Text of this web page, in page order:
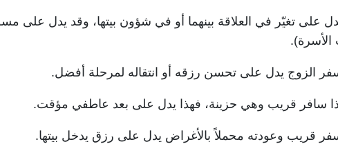
على تغيّر في العلاقة بينهما أو في شؤون بيتها، وقد يدل على
الأسرة).
الزوج يدل على تحسن رزقه أو انتقاله لمرحلة أفضل.
سافر قريب وهي حزينة، فهذا يدل على بعد عاطفي مؤقت.
قريب وعودته محملاً بالأغراض يدل على رزق يدخل بيتها.